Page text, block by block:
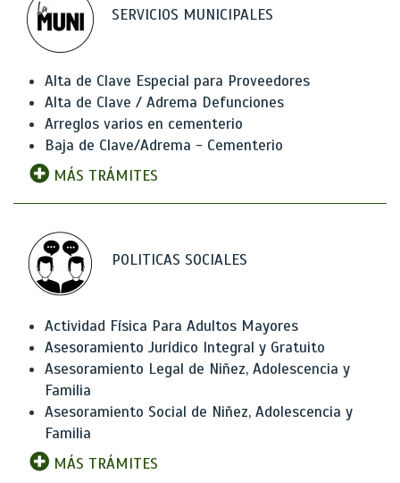
SERVICIOS MUNICIPALES
Alta de Clave Especial para Proveedores
Alta de Clave / Adrema Defunciones
Arreglos varios en cementerio
Baja de Clave/Adrema - Cementerio
MÁS TRÁMITES
POLITICAS SOCIALES
Actividad Física Para Adultos Mayores
Asesoramiento Jurídico Integral y Gratuito
Asesoramiento Legal de Niñez, Adolescencia y
Familia
Asesoramiento Social de Niñez, Adolescencia y
Familia
MÁS TRÁMITES